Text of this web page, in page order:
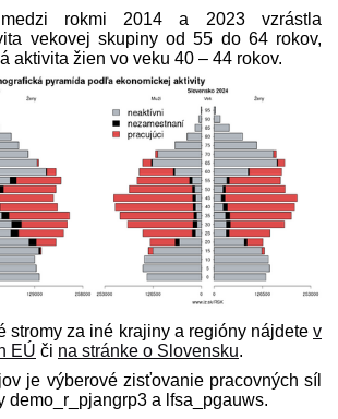
rokmi 2014 a 2023 vzrástla
vekovej skupiny od 55 do 64 rokov,
aktivita žien vo veku 40 – 44 rokov.
stromy za iné krajiny a regióny nájdete v
EÚ či na stránke o Slovensku.
je výberové zisťovanie pracovných síl
demo_r_pjangrp3 a lfsa_pgauws.